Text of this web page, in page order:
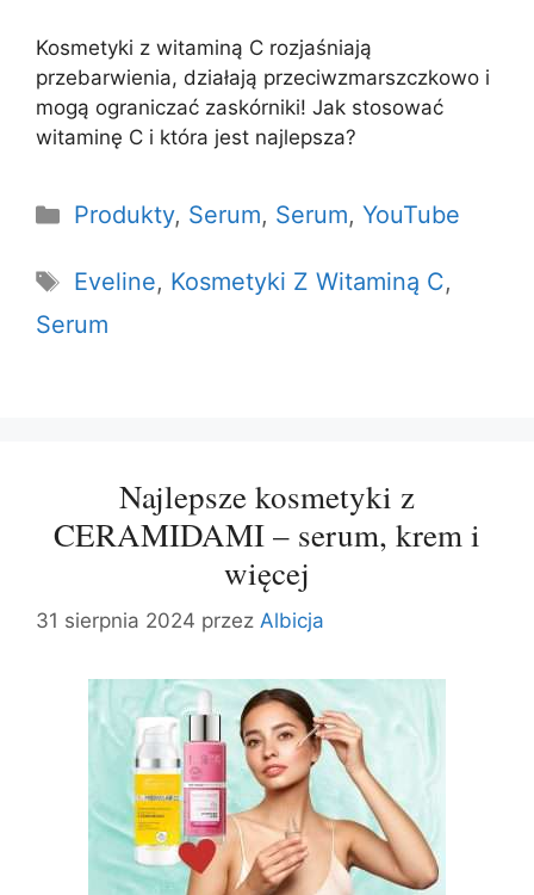
Kosmetyki z witaminą C rozjaśniają
przebarwienia, działają przeciwzmarszczkowo i
mogą ograniczać zaskórniki! Jak stosować
witaminę C i która jest najlepsza?
Kategorie
Produkty, Serum, Serum, YouTube
Tagi
Eveline, Kosmetyki Z Witaminą C,
Serum
Najlepsze kosmetyki z
CERAMIDAMI – serum, krem i
więcej
31 sierpnia 2024 przez Albicja